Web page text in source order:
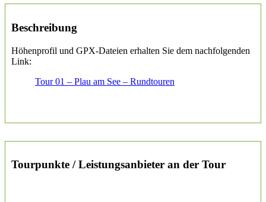
Beschreibung
Höhenprofil und GPX-Dateien erhalten Sie dem nachfolgenden
Link:
Tour 01 – Plau am See – Rundtouren
Tourpunkte / Leistungsanbieter an der Tour